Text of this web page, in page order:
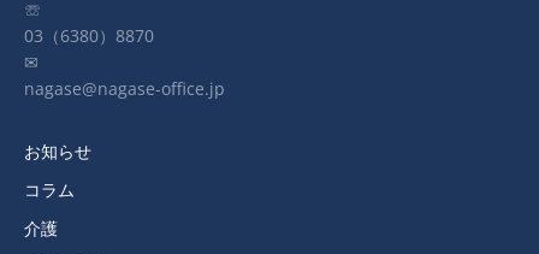
☏
03（6380）8870
✉
nagase@nagase-office.jp
お知らせ
コラム
介護